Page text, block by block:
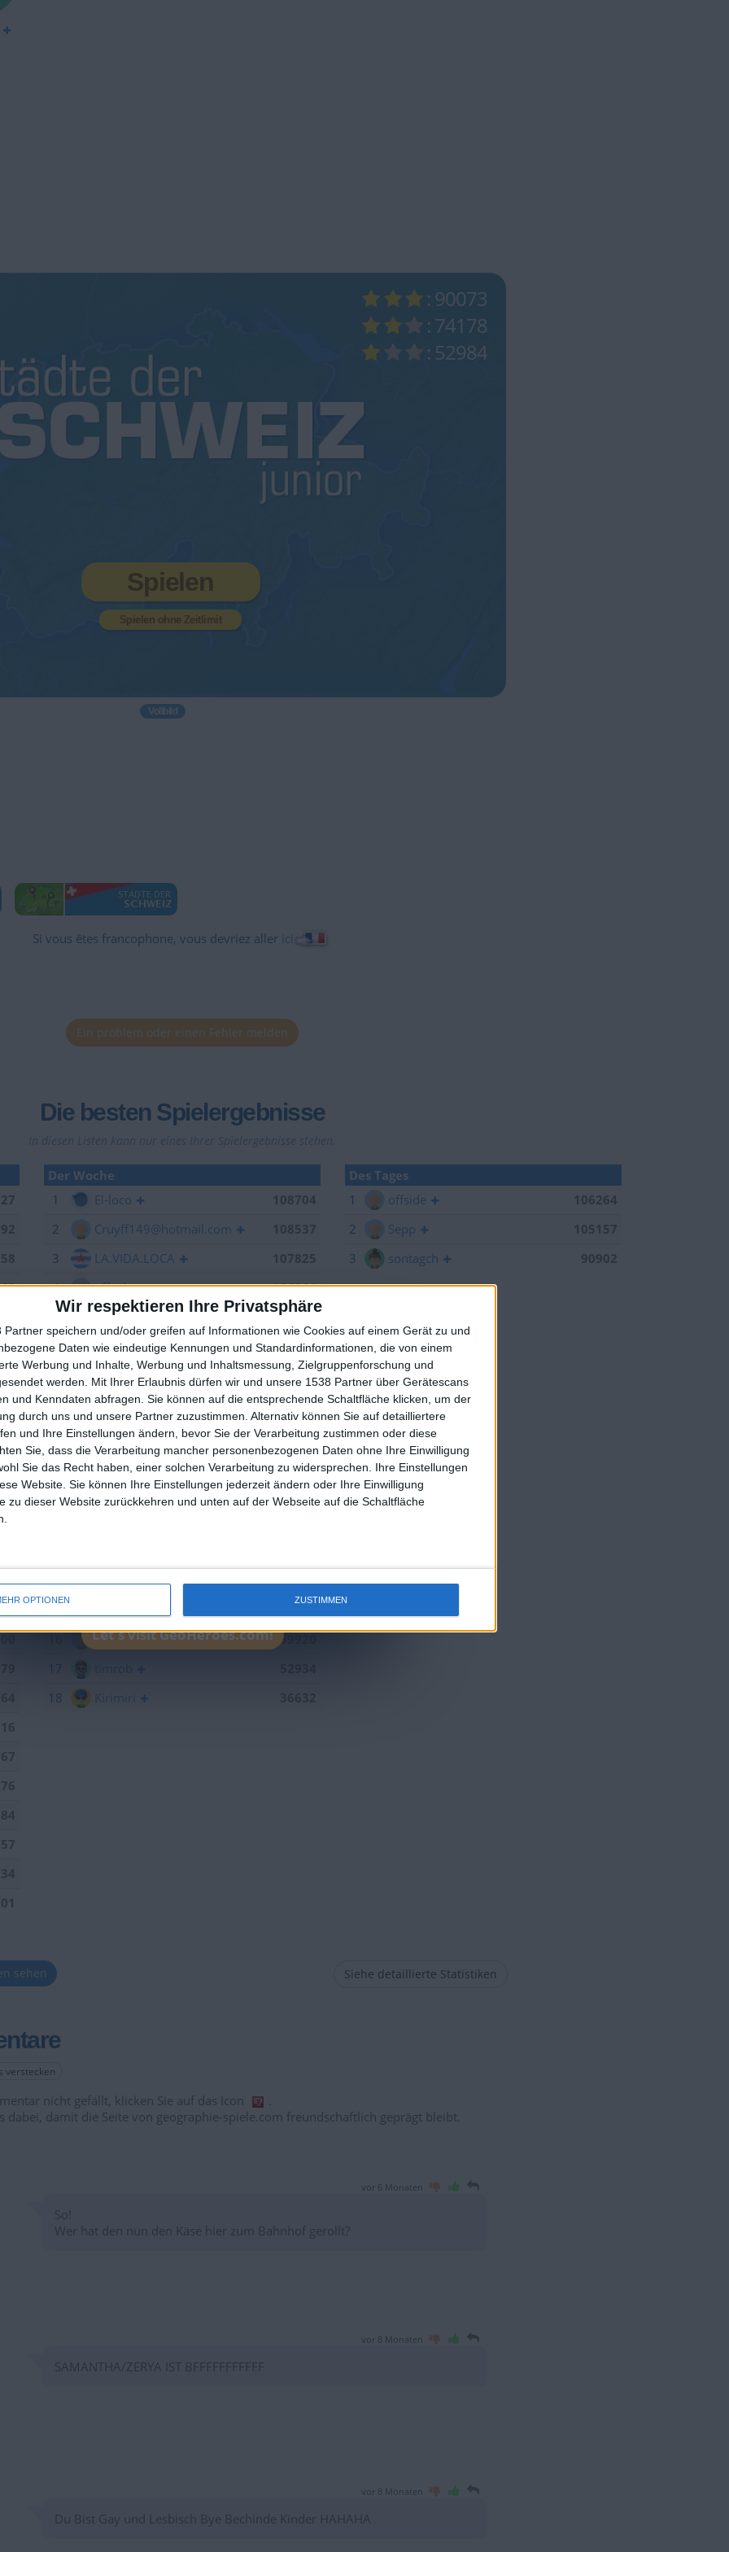
Wir respektieren Ihre Privatsphäre
Partner speichern und/oder greifen auf Informationen wie Cookies auf einem Gerät zu und
Daten wie eindeutige Kennungen und Standardinformationen, die von einem
Werbung und Inhalte, Werbung und Inhaltsmessung, Zielgruppenforschung und
werden.
Mit Ihrer Erlaubnis dürfen wir und unsere 1538 Partner über Gerätescans
und Kenndaten abfragen. Sie können auf die entsprechende Schaltfläche klicken, um der
durch uns und unsere Partner zuzustimmen. Alternativ können Sie auf detailliertere
und Ihre Einstellungen ändern, bevor Sie der Verarbeitung zustimmen oder diese
Sie, dass die Verarbeitung mancher personenbezogenen Daten ohne Ihre Einwilligung
Sie das Recht haben, einer solchen Verarbeitung zu widersprechen. Ihre Einstellungen
Website. Sie können Ihre Einstellungen jederzeit ändern oder Ihre Einwilligung
zu dieser Website zurückkehren und unten auf der Webseite auf die Schaltfläche
OPTIONEN ZUSTIMMEN
: 90073
: 74178
: 52984
Spielen
Spielen ohne Zeitlimit
Vollbild
Si vous êtes francophone, vous devriez aller ici
Ein problem oder einen Fehler melden
Die besten Spielergebnisse
In diesen Listen kann nur eines Ihrer Spielergebnisse stehen.
Der Woche
1
El-loco
108704
2
Cruyff149@hotmail.com
3
LA.VIDA.LOCA
107825
4
offside
106264
5
EnzRRh
105867
6
YB2018
105376
forest
105184
8
Sepp
105157
9
spotter
104520
10
ccn
102205
11
brunswiek
91629
14
iggypop
66889
R.Seifert
59920
17
18
Kirimiri
Des Tages
1
offside
106264
2
Sepp
3
sontagch 90902
sehen Siehe detaillierte Statistiken
verstecken
nicht gefällt, klicken Sie auf das Icon
dabei, damit die Seite von geographie-spiele.com freundschaftlich geprägt bleibt.
vor 6 Monaten
So!
Wer hat den nun den Käse hier zum Bahnhof gerollt?
vor 8 Monaten
SAMANTHA/ZERYA IST BFFFFFFFFFFF
vor 8 Monaten
Du Bist Gay und Lesbisch Bye Bechinde Kinder HAHAHA
🇺🇸 We noticed you’re visiting from
an English-speaking country
Join our American version now and be among
the firsts to submit your score on our
leaderboards!
Let's visit GeoHeroes.com!